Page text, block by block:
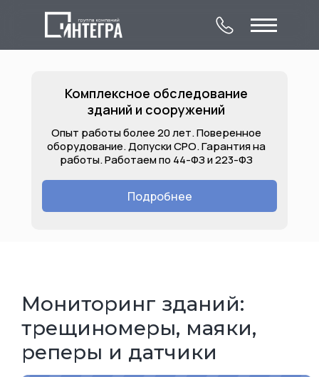
Комплексное
обследование
зданий и сооружений
О компании
Услуги
Объекты
Лицензии
Контакты
Комплексное обследование
зданий и сооружений
Подробнее
Опыт работы более 20 лет. Поверенное
оборудование. Допуски СРО. Гарантия на
работы. Работаем по 44-ФЗ и 223-ФЗ
Мониторинг зданий:
трещиномеры, маяки,
реперы и датчики